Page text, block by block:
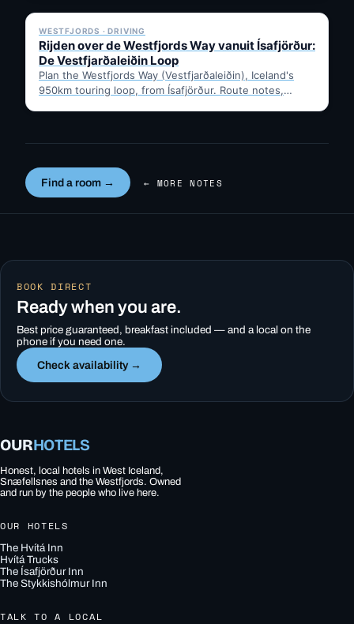
WESTFJORDS · DRIVING
Rijden over de Westfjords Way vanuit Ísafjörður:
De Vestfjarðaleiðin Loop
Plan the Westfjords Way (Vestfjarðaleiðin), Iceland's
950km touring loop, from Ísafjörður. Route notes,
Find a room → ← MORE NOTES
BOOK DIRECT
Ready when you are.
Best price guaranteed, breakfast included — and a local on the
phone if you need one.
Check availability →
OURHOTELS
Honest, local hotels in West Iceland,
Snæfellsnes and the Westfjords. Owned
and run by the people who live here.
OUR HOTELS
The Hvítá Inn
Hvítá Trucks
The Ísafjörður Inn
The Stykkishólmur Inn
TALK TO A LOCAL